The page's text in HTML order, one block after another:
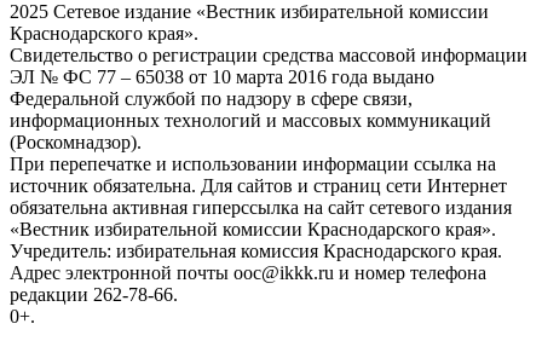
2025 Сетевое издание «Вестник избирательной комиссии
Краснодарского края».
Свидетельство о регистрации средства массовой информации
ЭЛ № ФС 77 – 65038 от 10 марта 2016 года выдано
Федеральной службой по надзору в сфере связи,
информационных технологий и массовых коммуникаций
(Роскомнадзор).
При перепечатке и использовании информации ссылка на
источник обязательна. Для сайтов и страниц сети Интернет
обязательна активная гиперссылка на сайт сетевого издания
«Вестник избирательной комиссии Краснодарского края».
Учредитель: избирательная комиссия Краснодарского края.
Адрес электронной почты ooc@ikkk.ru и номер телефона
редакции 262-78-66.
0+.